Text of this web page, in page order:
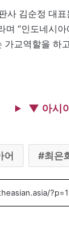
사 김순정 대
며 “인도네시
교역할을 하
▼ 아시
어 최은